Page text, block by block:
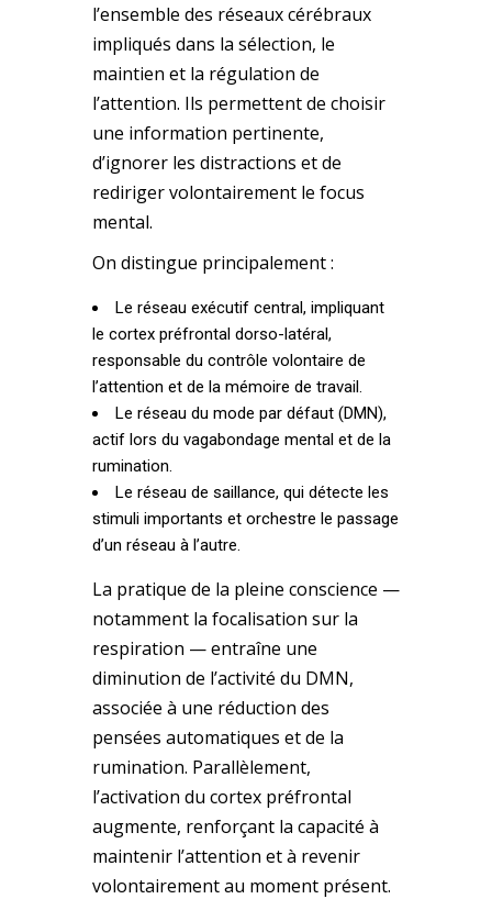
l’ensemble des réseaux cérébraux
impliqués dans la sélection, le
maintien et la régulation de
l’attention. Ils permettent de choisir
une information pertinente,
d’ignorer les distractions et de
rediriger volontairement le focus
mental.
On distingue principalement :
Le réseau exécutif central, impliquant
le cortex préfrontal dorso-latéral,
responsable du contrôle volontaire de
l’attention et de la mémoire de travail.
Le réseau du mode par défaut (DMN),
actif lors du vagabondage mental et de la
rumination.
Le réseau de saillance, qui détecte les
stimuli importants et orchestre le passage
d’un réseau à l’autre.
La pratique de la pleine conscience —
notamment la focalisation sur la
respiration — entraîne une
diminution de l’activité du DMN,
associée à une réduction des
pensées automatiques et de la
rumination. Parallèlement,
l’activation du cortex préfrontal
augmente, renforçant la capacité à
maintenir l’attention et à revenir
volontairement au moment présent.